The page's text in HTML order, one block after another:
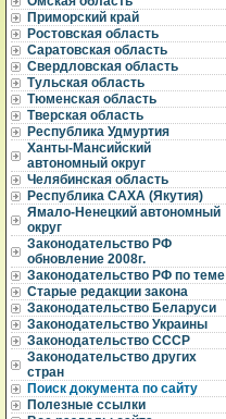
Приморский край
Ростовская область
Саратовская область
Свердловская область
Тульская область
Тюменская область
Тверская область
Республика Удмуртия
Ханты-Мансийский
автономный округ
Челябинская область
Республика САХА (Якутия)
Ямало-Ненецкий автономный
округ
Законодательство РФ
обновление 2008г.
Законодательство РФ по теме
Старые редакции закона
Законодательство Беларуси
Законодательство Украины
Законодательство СССР
Законодательство других
стран
Поиск документа по сайту
Полезные ссылки